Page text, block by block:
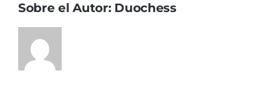
Sobre el Autor: Duochess